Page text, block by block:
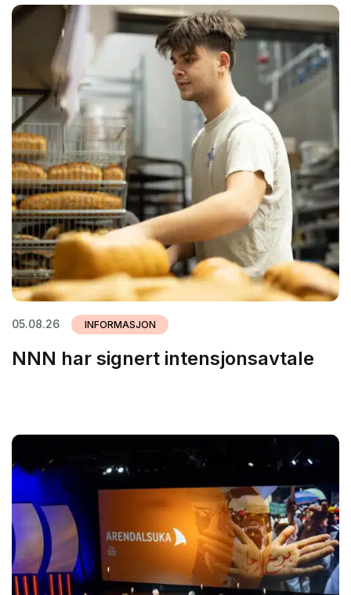
05.08.26 INFORMASJON
NNN har signert intensjonsavtale